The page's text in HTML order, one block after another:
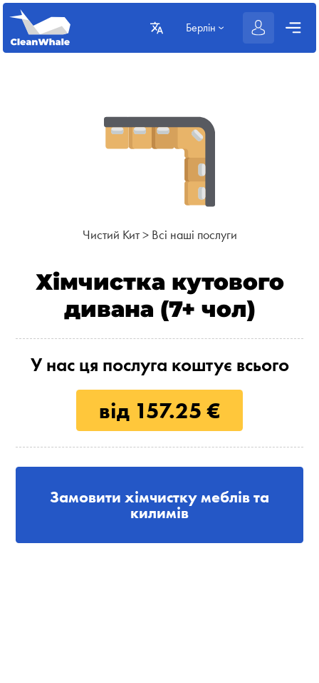
Берлін
Чистий Кит > Всі наші послуги
Хімчистка кутового
дивана (7+ чол)
У нас ця послуга коштує всього
від 157.25 €
Замовити хімчистку меблів та
килимів